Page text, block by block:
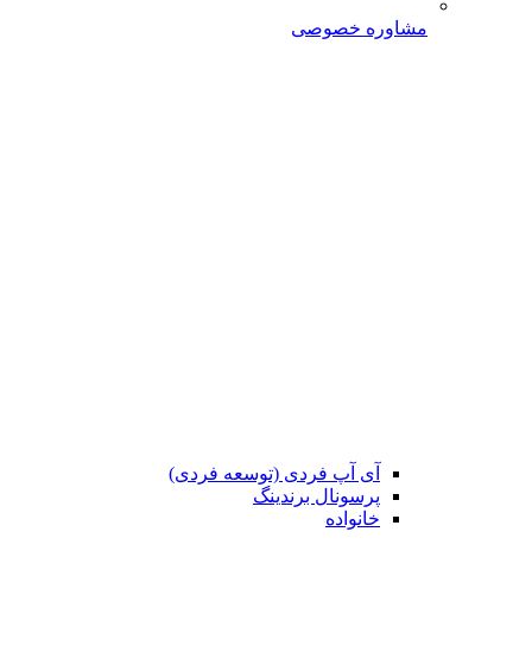
مشاوره خصوصی
آی آپ فردی (توسعه فردی)
پرسونال برندینگ
خانواده